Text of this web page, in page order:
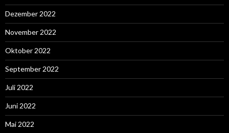
Dezember 2022
November 2022
Oktober 2022
September 2022
Juli 2022
Juni 2022
Mai 2022